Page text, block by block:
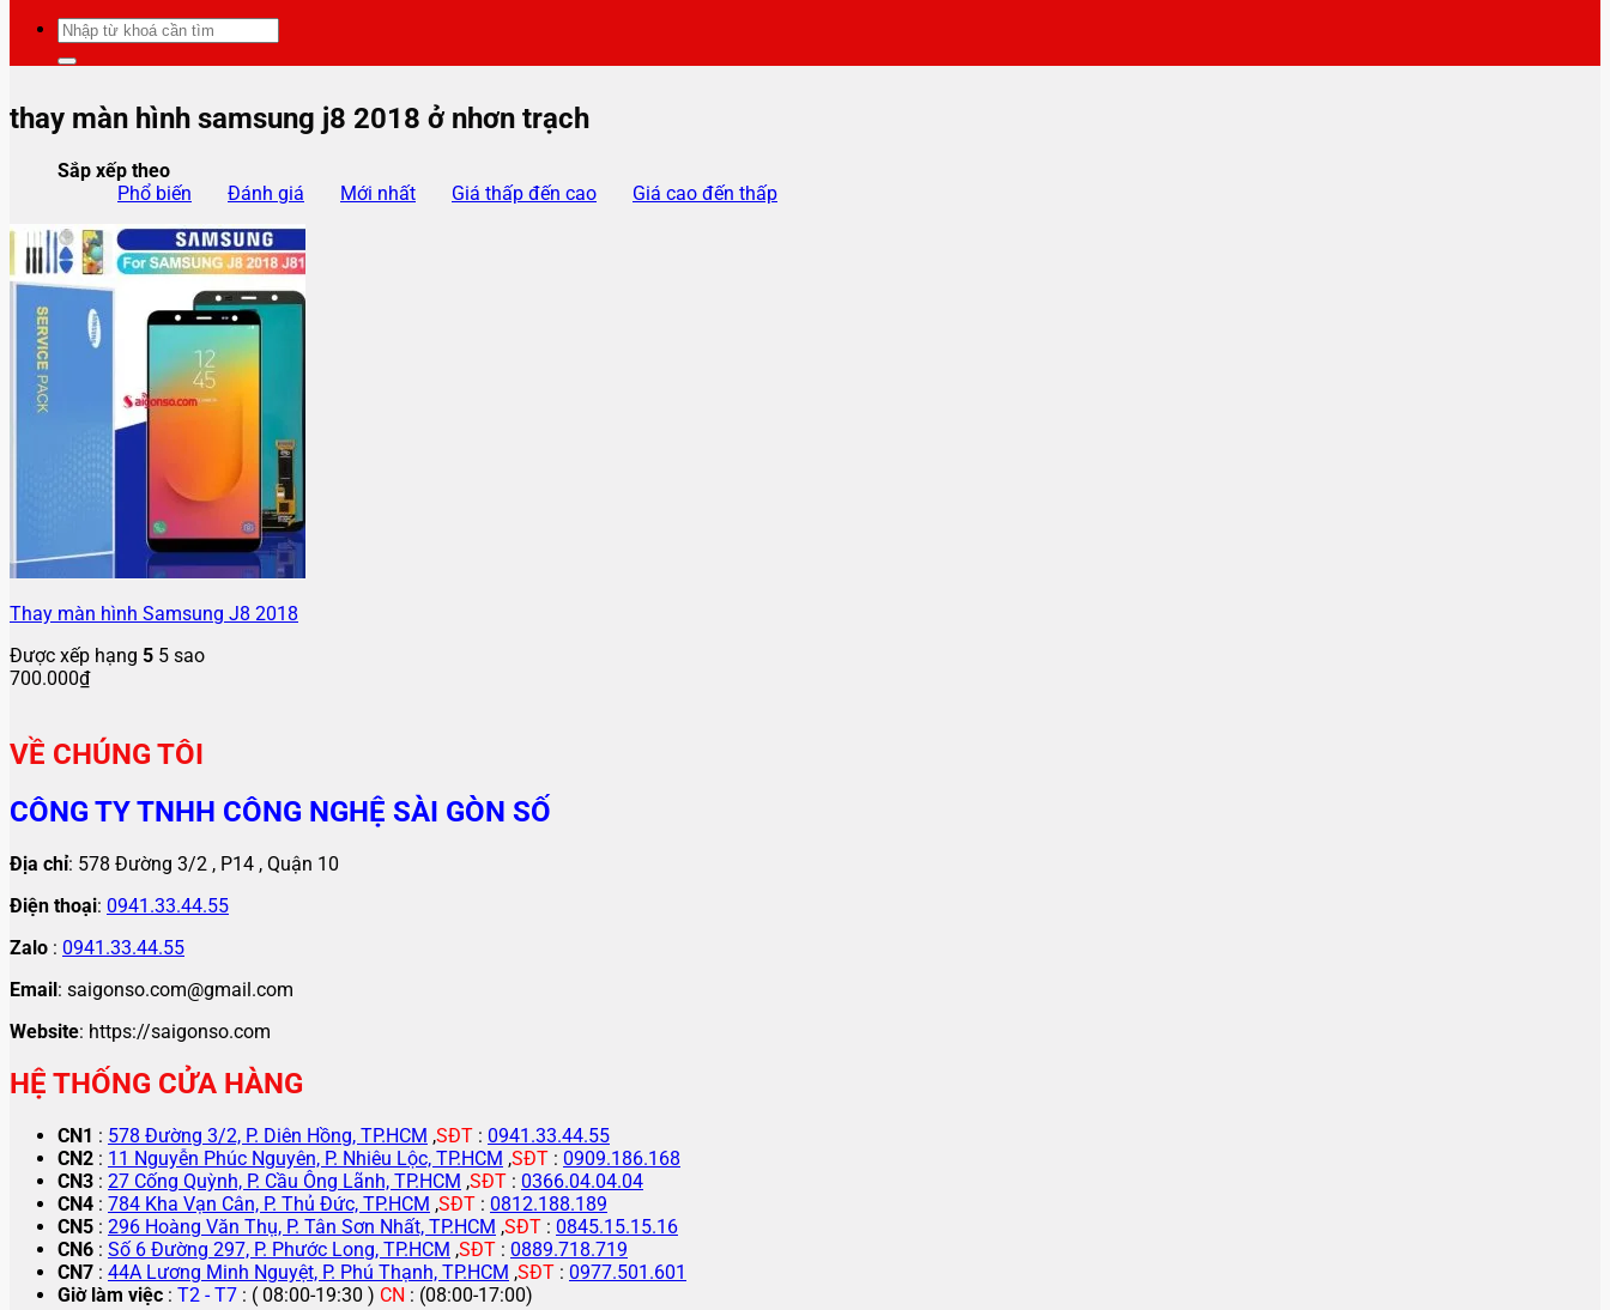
Tìm
kiếm:
thay màn hình samsung j8 2018 ở nhơn trạch
Sắp xếp theo
Phổ biến
Đánh giá Mới nhất Giá thấp đến cao Giá cao đến thấp
Thay màn hình Samsung J8 2018
Được xếp hạng 5 5 sao
700.000₫
VỀ CHÚNG TÔI
CÔNG TY TNHH CÔNG NGHỆ SÀI GÒN SỐ
Địa chỉ: 578 Đường 3/2 , P14 , Quận 10
Điện thoại: 0941.33.44.55
Zalo : 0941.33.44.55
Email: saigonso.com@gmail.com
Website: https://saigonso.com
HỆ THỐNG CỬA HÀNG
CN1 : 578 Đường 3/2, P. Diên Hồng, TP.HCM ,SĐT : 0941.33.44.55
CN2 : 11 Nguyễn Phúc Nguyên, P. Nhiêu Lộc, TP.HCM ,SĐT : 0909.186.168
CN3 : 27 Cống Quỳnh, P. Cầu Ông Lãnh, TP.HCM ,SĐT : 0366.04.04.04
CN4 : 784 Kha Vạn Cân, P. Thủ Đức, TP.HCM ,SĐT : 0812.188.189
CN5 : 296 Hoàng Văn Thụ, P. Tân Sơn Nhất, TP.HCM ,SĐT : 0845.15.15.16
CN6 : Số 6 Đường 297, P. Phước Long, TP.HCM ,SĐT : 0889.718.719
CN7 : 44A Lương Minh Nguyệt, P. Phú Thạnh, TP.HCM ,SĐT : 0977.501.601
Giờ làm việc : T2 - T7 : ( 08:00-19:30 ) CN : (08:00-17:00)